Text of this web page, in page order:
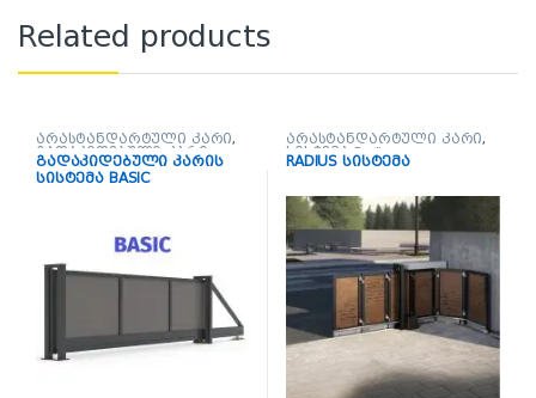
Related products
არასტანდარტული კარი,
გადაკიდებული კარი
გადაკიდებული კარის
სისტემა BASIC
არასტანდარტული კარი,
სისტემა Radius
RADIUS სისტემა